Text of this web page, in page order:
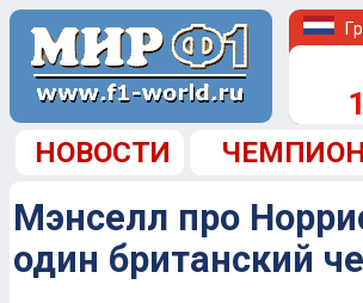
НОВОСТИ
Мэнселл про
один британский